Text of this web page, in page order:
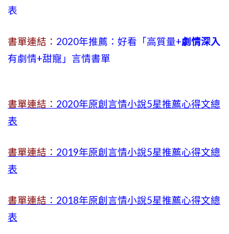
表
書單連結： 2020年推薦：好看「高質量+劇情深入
有劇情+甜寵」言情書單
書單連結： 2020年原創言情小說5星推薦心得文總
表
書單連結： 2019年原創言情小說5星推薦心得文總
表
書單連結 ：2018年原創言情小說5星推薦心得文總
表